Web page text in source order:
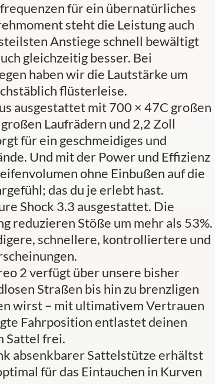
für ein übernatürliches
steht die Leistung auch
Anstiege schnell bewältigt
gleichzeitig besser. Bei
haben wir die Lautstärke um
flüsterleise.
ausgestattet mit 700 × 47C großen
Laufrädern und 2,2 Zoll
für ein geschmeidiges und
Und mit der Power und Effizienz
ohne Einbußen auf die
das du je erlebt hast.
Shock 3.3 ausgestattet. Die
reduzieren Stöße um mehr als 53%.
schnellere, kontrolliertere und
2 verfügt über unsere bisher
Straßen bis hin zu brenzligen
wirst – mit ultimativem Vertrauen
Fahrposition entlastet deinen
Sattel frei.
absenkbarer Sattelstütze erhältst
für das Eintauchen in Kurven